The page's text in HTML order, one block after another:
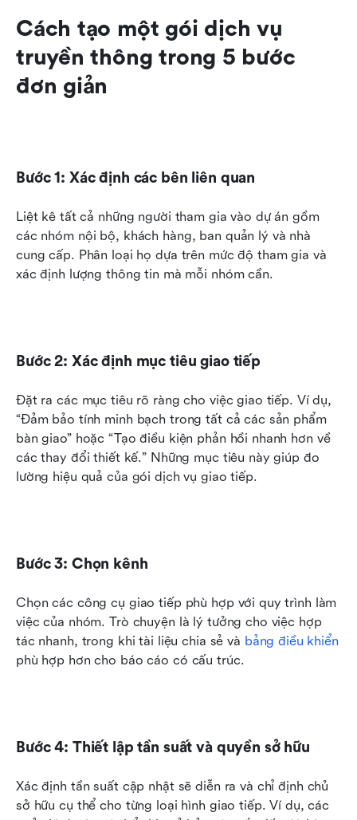
Cách tạo một gói dịch vụ
truyền thông trong 5 bước
đơn giản
Bước 1: Xác định các bên liên quan
Liệt kê tất cả những người tham gia vào dự án gồm
các nhóm nội bộ, khách hàng, ban quản lý và nhà
cung cấp. Phân loại họ dựa trên mức độ tham gia và
xác định lượng thông tin mà mỗi nhóm cần.
Bước 2: Xác định mục tiêu giao tiếp
Đặt ra các mục tiêu rõ ràng cho việc giao tiếp. Ví dụ,
“Đảm bảo tính minh bạch trong tất cả các sản phẩm
bàn giao” hoặc “Tạo điều kiện phản hồi nhanh hơn về
các thay đổi thiết kế.” Những mục tiêu này giúp đo
lường hiệu quả của gói dịch vụ giao tiếp.
Bước 3: Chọn kênh
Chọn các công cụ giao tiếp phù hợp với quy trình làm
việc của nhóm. Trò chuyện là lý tưởng cho việc hợp
tác nhanh, trong khi tài liệu chia sẻ và bảng điều khiển
phù hợp hơn cho báo cáo có cấu trúc.
Bước 4: Thiết lập tần suất và quyền sở hữu
Xác định tần suất cập nhật sẽ diễn ra và chỉ định chủ
sở hữu cụ thể cho từng loại hình giao tiếp. Ví dụ, các